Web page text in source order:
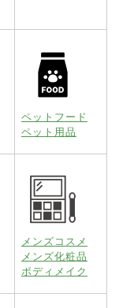
ペットフード
ペット用品
メンズコスメ
メンズ化粧品
ボディメイク